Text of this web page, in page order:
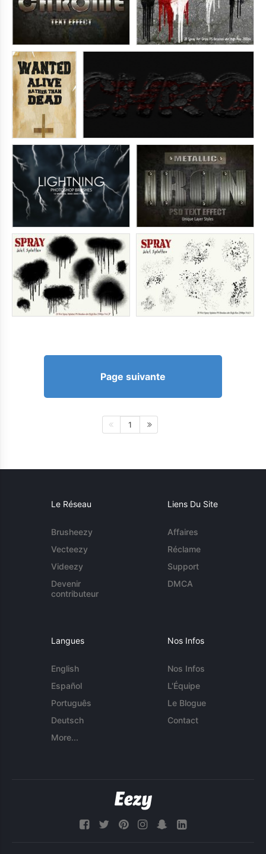
Page suivante
1
Le Réseau
Brusheezy
Vecteezy
Videezy
Devenir
contributeur
Liens Du Site
Affaires
Réclame
Support
DMCA
Langues
English
Español
Português
Deutsch
More...
Nos Infos
Nos Infos
L'Équipe
Le Blogue
Contact